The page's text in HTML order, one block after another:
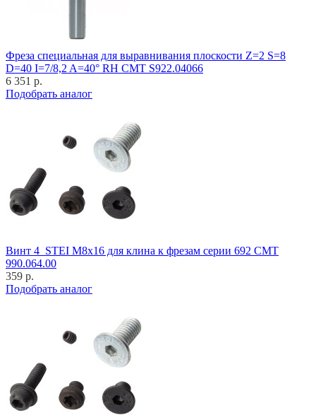
Фреза специальная для выравнивания плоскости Z=2 S=8
D=40 I=7/8,2 A=40° RH CMT S922.04066
6 351 р.
Подобрать аналог
Винт 4_STEI M8x16 для клина к фрезам серии 692 CMT
990.064.00
359 р.
Подобрать аналог